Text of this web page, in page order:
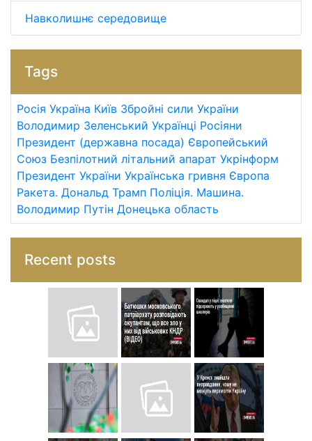
Навколишнє середовище
Tags
Росія Україна Київ Збройні сили України
Володимир Зеленський Українці Росіяни
Президент (державна посада) Європейський
Союз Безпілотний літальний апарат Укрінформ
Президент України Українська гривня Європа
Ракета. Дональд Трамп Поліція. Машина.
Володимир Путін Донецька область
Recent posts